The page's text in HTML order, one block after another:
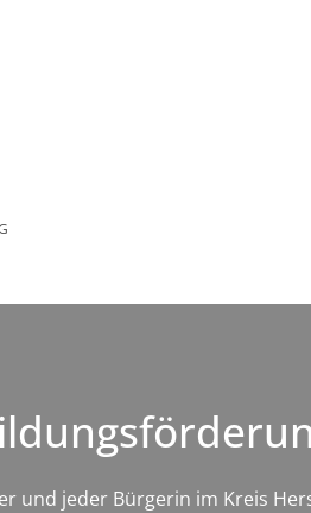
und jeder Bürgerin im Kreis